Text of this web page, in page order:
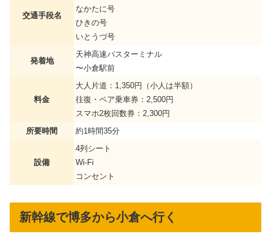
交通手段名
なかたに号
ひきの号
いとうづ号
発着地
天神高速バスターミナル
〜小倉駅前
料金
大人片道：1,350円（小人は半額）
往復・ペア乗車券：2,500円
スマホ2枚回数券：2,300円
所要時間
約1時間35分
設備
4列シート
Wi-Fi
コンセント
新幹線で博多から小倉へ行く